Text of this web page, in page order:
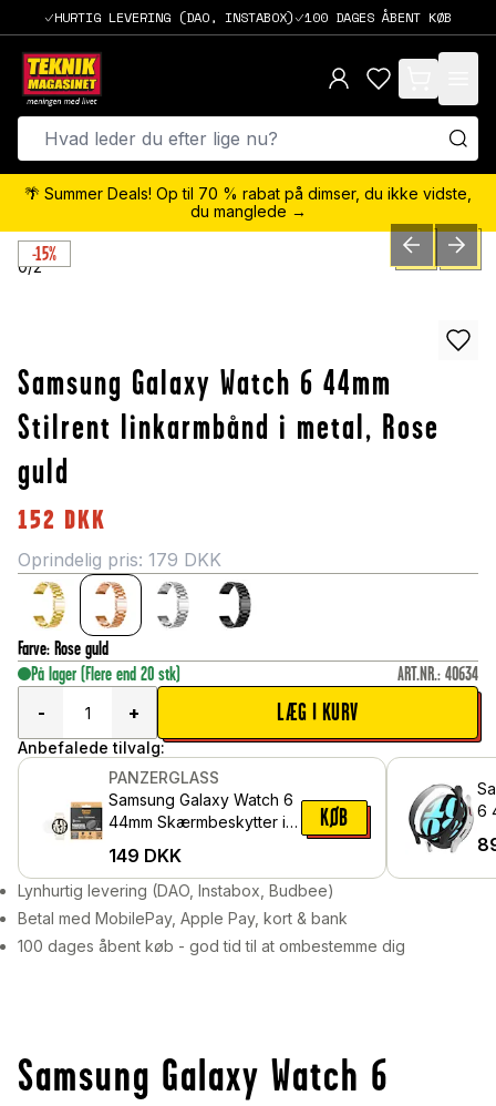
HURTIG LEVERING (DAO, INSTABOX) 100 DAGES ÅBENT KØB
items in cart,
🌴 Summer Deals! Op til 70 % rabat på dimser, du ikke vidste,
du manglede →
-15%
0/2 PREVIOUSNEXT
Samsung Galaxy Watch 6 44mm
Stilrent linkarmbånd i metal, Rose
guld
152 DKK
Oprindelig pris: 179 DKK
Farve: Rose guld
På lager (Flere end 20 stk) ART.NR.: 40634
-
+ LÆG I KURV
Anbefalede tilvalg:
PANZERGLASS
Samsung Galaxy Watch 6
44mm Skærmbeskytter i
Ultra Wide Fit
149 DKK
KØB
6
Lynhurtig levering (DAO, Instabox, Budbee)
Betal med MobilePay, Apple Pay, kort & bank
100 dages åbent køb - god tid til at ombestemme dig
Samsung Galaxy Watch 6